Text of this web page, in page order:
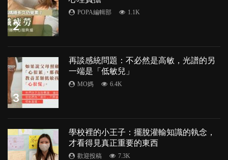
2
POPA編輯部 1.1K
3
再談感統問題：不必然是高敏，光譜的另
一端是「低敏兒」
MO媽 6.4K
學校裡的小王子：擺脫灌輸知識的執念，
才看得見真正重要的東西
歡迎投稿 7.3K